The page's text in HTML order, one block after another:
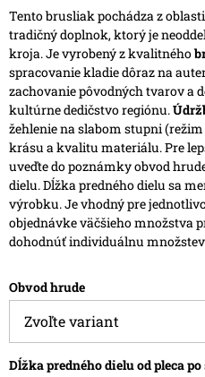
Tento brusliak pochádza z
tradičný doplnok, ktorý je
kroja. Je vyrobený z kvalitného
spracovanie kladie dôraz na
zachovanie pôvodných tvarov a
kultúrne dedičstvo regiónu.
žehlenie na slabom stupni
krásu a kvalitu materiálu.Pre
uveďte do poznámky obvod
dielu. Dĺžka predného dielu sa
výrobku.Je vhodný pre
objednávke väčšieho množstva
dohodnúť individuálnu
Obvod hrude
Dĺžka predného dielu od pleca